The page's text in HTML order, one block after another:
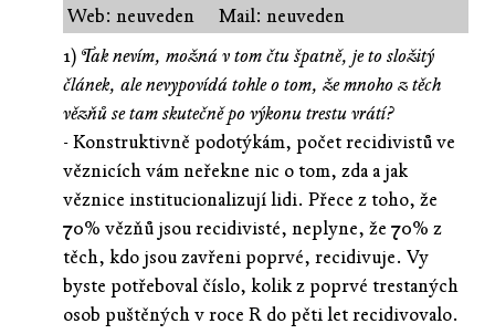
Web: neuveden
Mail: neuveden
1)Tak nevím, možná v tom čtu špatně, je to složitý
článek, ale nevypovídá tohle o tom, že mnoho z těch
vězňů se tam skutečně po výkonu trestu vrátí?
- Konstruktivně podotýkám, počet recidivistů ve
věznicích vám neřekne nic o tom, zda a jak
věznice institucionalizují lidi. Přece z toho, že
70% vězňů jsou recidivisté, neplyne, že 70% z
těch, kdo jsou zavřeni poprvé, recidivuje. Vy
byste potřeboval číslo, kolik z poprvé trestaných
osob puštěných v roce R do pěti let recidivovalo.